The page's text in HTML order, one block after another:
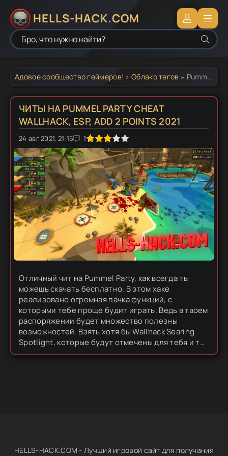
HELLS-HACK.COM
Адовое сообщество геймеров! »Облако тегов » Pummel Party читы
ЧИТЫ НА PUMMEL PARTY CHEAT
WALLHACK, ESP, ADD 2 POINTS 2021
24 авг 2021, 21:15 1
1 2 3 4 5
Отличный чит на Pummel Party, как всегда ты
можешь скачать бесплатно. В этом хаке
реализовано огромная пачка функций, с
которыми тебе проще будит играть. Ведь в твоем
распоряжении будет множество полезны
возможностей. Взять хотя бы Wallhack Searing
Spotlight, которые будут отмечены для тебя и ты
с легкостью сможешь их обойти и не попасть в
HELLS-HACK.COM - Лучший игровой сайт для получания